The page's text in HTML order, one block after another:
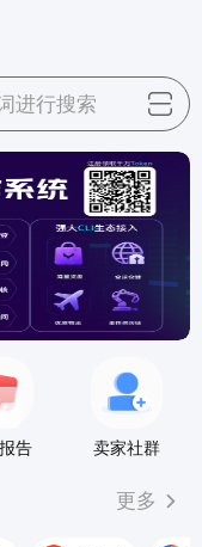
进行搜索
告 卖家社群
更多